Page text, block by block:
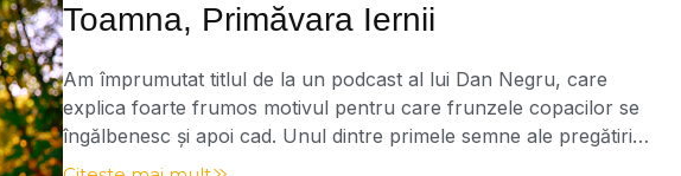
Toamna, Primăvara Iernii
Am împrumutat titlul de la un podcast al lui Dan Negru, care
explica foarte frumos motivul pentru care frunzele copacilor se
îngălbenesc și apoi cad. Unul dintre primele semne ale pregătirii
pentru iarnă este schimbarea frunzelor. Pe măsură ce zilele se